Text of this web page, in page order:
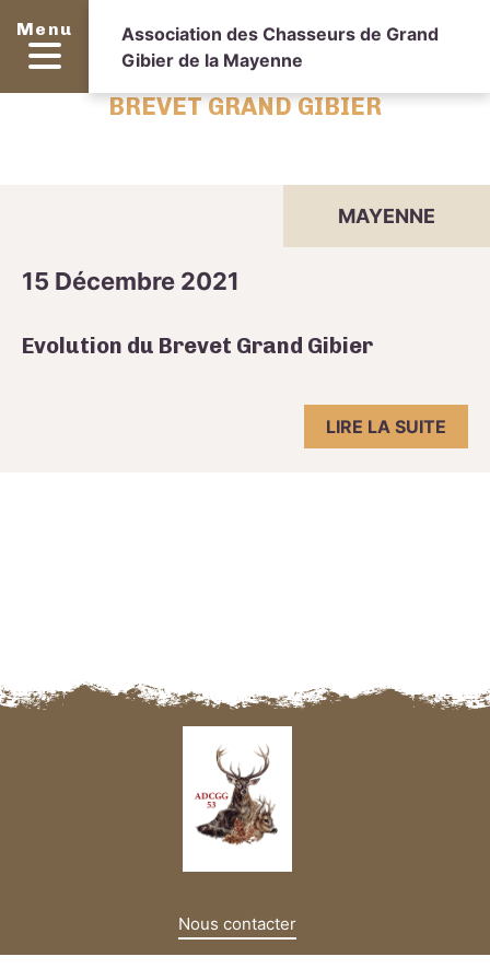
Menu
Association des Chasseurs de Grand
Gibier de la Mayenne
BREVET GRAND GIBIER
MAYENNE
15 Décembre 2021
Evolution du Brevet Grand Gibier
LIRE LA SUITE
Nous contacter